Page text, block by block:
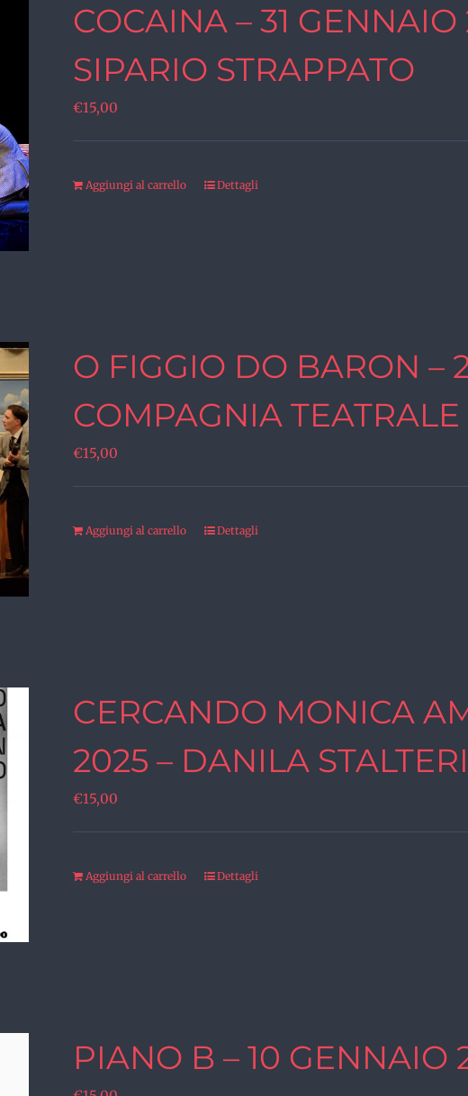
COCAINA – 31
SIPARIO STRAPPATO
€15,00
Aggiungi al carrello Dettagli
O FIGGIO DO BARON –
COMPAGNIA
€15,00
Aggiungi al carrello Dettagli
CERCANDO MONICA
2025 – DANILA STALTERI
€15,00
Aggiungi al carrello Dettagli
PIANO B – 10